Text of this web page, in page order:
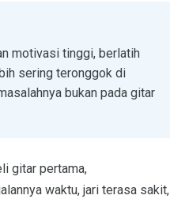
motivasi tinggi, berlatih
sering teronggok di
bukan pada gitar
gitar pertama,
waktu, jari terasa sakit,